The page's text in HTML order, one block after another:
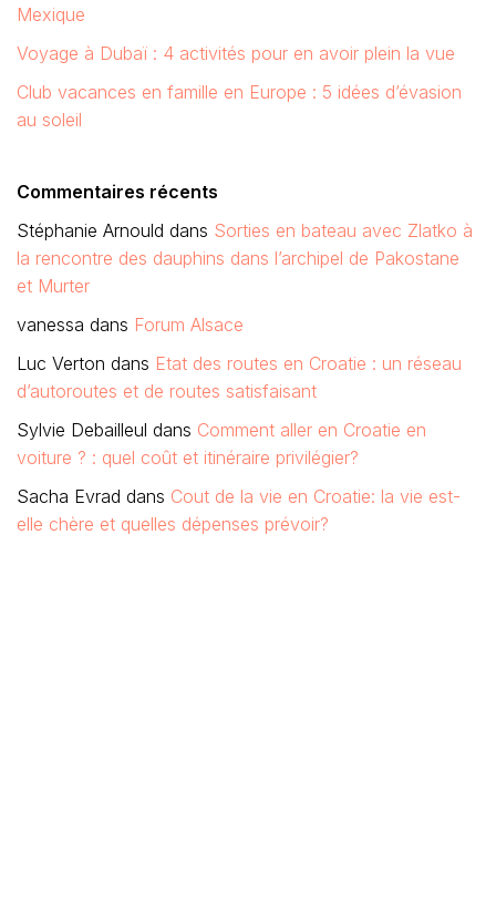
Mexique
Voyage à Dubaï : 4 activités pour en avoir plein la vue
Club vacances en famille en Europe : 5 idées d’évasion
au soleil
Commentaires récents
Stéphanie Arnould dans Sorties en bateau avec Zlatko à
la rencontre des dauphins dans l’archipel de Pakostane
et Murter
vanessa dans Forum Alsace
Luc Verton dans Etat des routes en Croatie : un réseau
d’autoroutes et de routes satisfaisant
Sylvie Debailleul dans Comment aller en Croatie en
voiture ? : quel coût et itinéraire privilégier?
Sacha Evrad dans Cout de la vie en Croatie: la vie est-
elle chère et quelles dépenses prévoir?